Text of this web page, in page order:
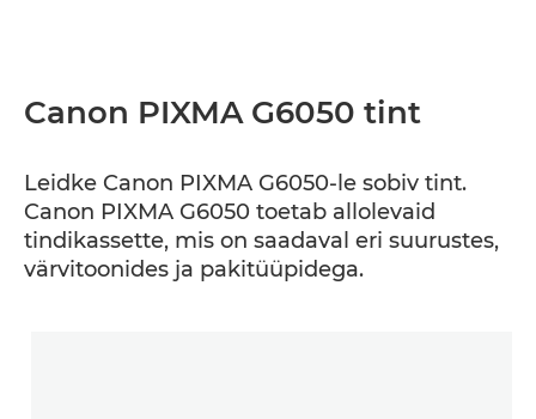
Canon PIXMA G6050 tint
Leidke Canon PIXMA G6050-le sobiv tint.
Canon PIXMA G6050 toetab allolevaid
tindikassette, mis on saadaval eri suurustes,
värvitoonides ja pakitüüpidega.